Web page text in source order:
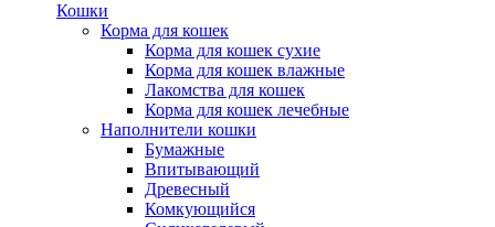
Кошки
Корма для кошек
Корма для кошек сухие
Корма для кошек влажные
Лакомства для кошек
Корма для кошек лечебные
Наполнители кошки
Бумажные
Впитывающий
Древесный
Комкующийся